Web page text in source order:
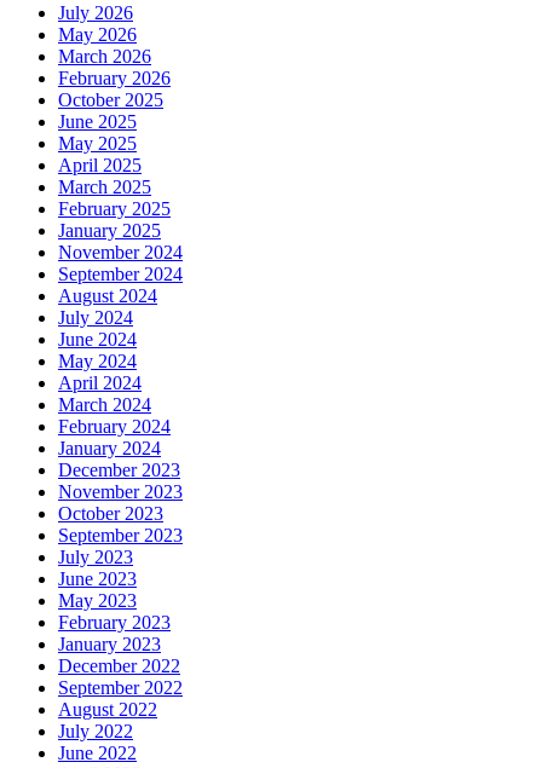
July 2026
May 2026
March 2026
February 2026
October 2025
June 2025
May 2025
April 2025
March 2025
February 2025
January 2025
November 2024
September 2024
August 2024
July 2024
June 2024
May 2024
April 2024
March 2024
February 2024
January 2024
December 2023
November 2023
October 2023
September 2023
July 2023
June 2023
May 2023
February 2023
January 2023
December 2022
September 2022
August 2022
July 2022
June 2022